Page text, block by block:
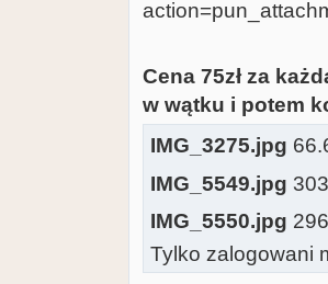
Cena 75zł za
w wątku i potem
IMG_3275.jpg
IMG_5549.jpg
IMG_5550.jpg
Tylko zalogowani